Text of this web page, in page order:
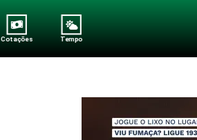
Cotações Tempo